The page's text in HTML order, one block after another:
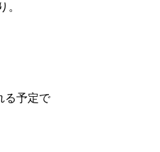
。
る予定で